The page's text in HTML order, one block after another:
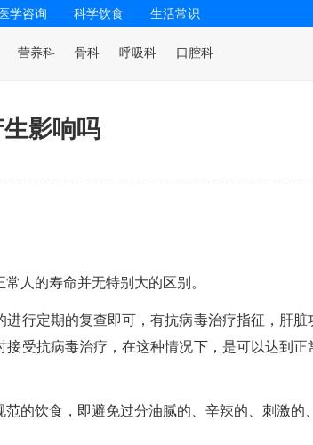
医学咨询 科学饮食 生活常识
营养科 骨科 呼吸科 口腔科
影响吗
人的寿命并无特别大的区别。
行定期的复查即可，有抗病毒治疗指征，肝
受抗病毒治疗，在这种情况下，是可以达到正
的饮食，即避免过分油腻的、辛辣的、刺激的